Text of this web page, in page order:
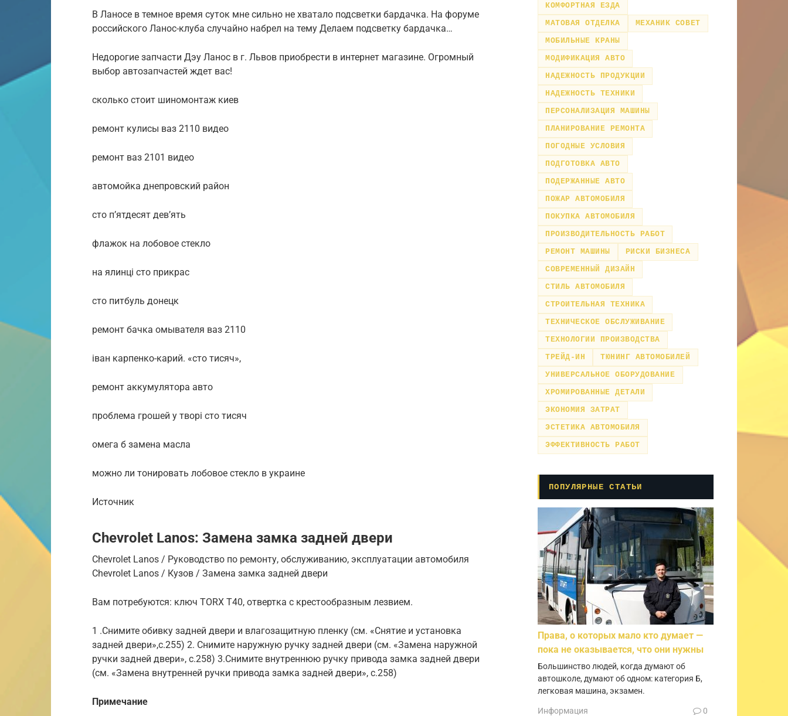
В Ланосе в темное время суток мне сильно не хватало подсветки бардачка. На форуме
российского Ланос-клуба случайно набрел на тему Делаем подсветку бардачка…
Недорогие запчасти Дэу Ланос в г. Львов приобрести в интернет магазине. Огромный
выбор автозапчастей ждет вас!
сколько стоит шиномонтаж киев
ремонт кулисы ваз 2110 видео
ремонт ваз 2101 видео
автомойка днепровский район
сто п’ятдесят дев’ять
флажок на лобовое стекло
на ялинці сто прикрас
сто питбуль донецк
ремонт бачка омывателя ваз 2110
іван карпенко-карий. «сто тисяч»,
ремонт аккумулятора авто
проблема грошей у творі сто тисяч
омега б замена масла
можно ли тонировать лобовое стекло в украине
Источник
Chevrolet Lanos: Замена замка задней двери
Chevrolet Lanos / Руководство по ремонту, обслуживанию, эксплуатации автомобиля
Chevrolet Lanos / Кузов / Замена замка задней двери
Вам потребуются: ключ TORX Т40, отвертка с крестообразным лезвием.
1 .Снимите обивку задней двери и влагозащитную пленку (см. «Снятие и установка
задней двери»,с.255) 2. Снимите наружную ручку задней двери (см. «Замена наружной
ручки задней двери», с.258) 3.Снимите внутреннюю ручку привода замка задней двери
(см. «Замена внутренней ручки привода замка задней двери», с.258)
Примечание
КОМФОРТНАЯ ЕЗДА
МАТОВАЯ ОТДЕЛКА
МЕХАНИК СОВЕТ
МОБИЛЬНЫЕ КРАНЫ
МОДИФИКАЦИЯ АВТО
НАДЕЖНОСТЬ ПРОДУКЦИИ
НАДЕЖНОСТЬ ТЕХНИКИ
ПЕРСОНАЛИЗАЦИЯ МАШИНЫ
ПЛАНИРОВАНИЕ РЕМОНТА
ПОГОДНЫЕ УСЛОВИЯ
ПОДГОТОВКА АВТО
ПОДЕРЖАННЫЕ АВТО
ПОЖАР АВТОМОБИЛЯ
ПОКУПКА АВТОМОБИЛЯ
ПРОИЗВОДИТЕЛЬНОСТЬ РАБОТ
РЕМОНТ МАШИНЫ
РИСКИ БИЗНЕСА
СОВРЕМЕННЫЙ ДИЗАЙН
СТИЛЬ АВТОМОБИЛЯ
СТРОИТЕЛЬНАЯ ТЕХНИКА
ТЕХНИЧЕСКОЕ ОБСЛУЖИВАНИЕ
ТЕХНОЛОГИИ ПРОИЗВОДСТВА
ТРЕЙД-ИН
ТЮНИНГ АВТОМОБИЛЕЙ
УНИВЕРСАЛЬНОЕ ОБОРУДОВАНИЕ
ХРОМИРОВАННЫЕ ДЕТАЛИ
ЭКОНОМИЯ ЗАТРАТ
ЭСТЕТИКА АВТОМОБИЛЯ
ЭФФЕКТИВНОСТЬ РАБОТ
ПОПУЛЯРНЫЕ СТАТЬИ
Права, о которых мало кто думает —
пока не оказывается, что они нужны
Большинство людей, когда думают об
автошколе, думают об одном: категория Б,
легковая машина, экзамен.
Информация 0